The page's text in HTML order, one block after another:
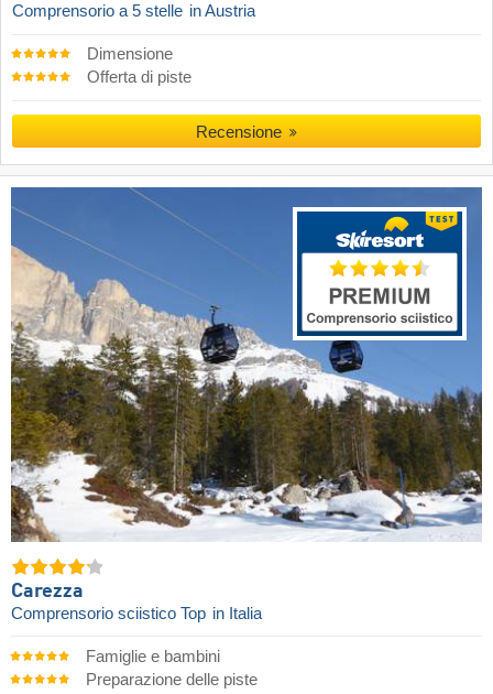
Comprensorio a 5 stelle in Austria
Dimensione
Offerta di piste
Recensione
Carezza
Comprensorio sciistico Top in Italia
Famiglie e bambini
Preparazione delle piste